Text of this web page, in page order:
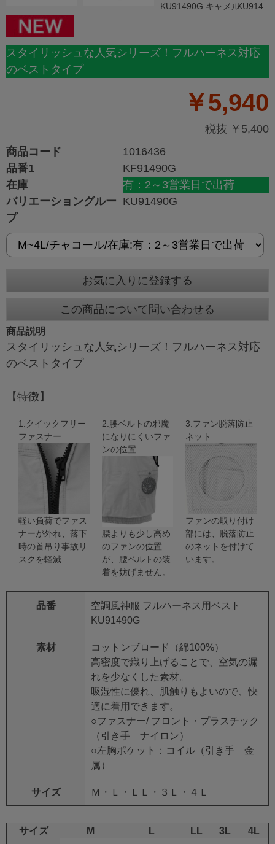
KU91490G キャメル
スタイリッシュな人気シリーズ！フルハーネス対応
のベストタイプ
￥5,940
税抜 ￥5,400
商品コード
1016436
品番1
KF91490G
在庫
有：2～3営業日で出荷
バリエーショングルー
プ
KU91490G
お気に入りに登録する
この商品について問い合わせる
商品説明
スタイリッシュな人気シリーズ！フルハーネス対応
のベストタイプ
【特徴】
1.クイックフリー
ファスナー
軽い負荷でファス
ナーが外れ、落下
時の首吊り事故リ
スクを軽減
2.腰ベルトの邪魔
になりにくいファ
ンの位置
腰よりも少し高め
のファンの位置
が、腰ベルトの装
着を妨げません。
3.ファン脱落防止
ネット
ファンの取り付け
部には、脱落防止
のネットを付けて
います。
品番
空調風神服 フルハーネス用ベスト
KU91490G
素材
コットンブロード（綿100%）
高密度で織り上げることで、空気の漏
れを少なくした素材。
吸湿性に優れ、肌触りもよいので、快
適に着用できます。
○ファスナー/ フロント・プラスチック
（引き手 ナイロン）
○左胸ポケット：コイル（引き手 金
属）
サイズ Ｍ・Ｌ・ＬＬ・３Ｌ・４Ｌ
サイズ M L LL 3L 4L